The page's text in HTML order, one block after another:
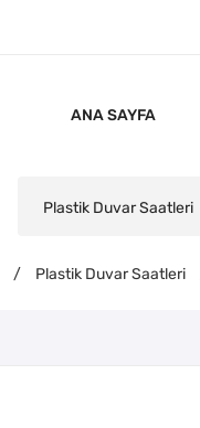
ANA SAYFA
Plastik Duvar Saatleri
/ Plastik Duvar Saatleri